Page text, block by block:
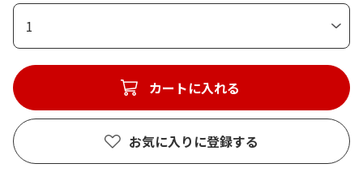
1
カートに入れる
お気に入りに登録する